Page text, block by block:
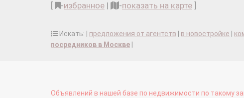
-избранное | -показать на карте
Искать: | предложения от агентств в новостройке
посредников в Москве
Объявлений в нашей базе по недвижимости по такому